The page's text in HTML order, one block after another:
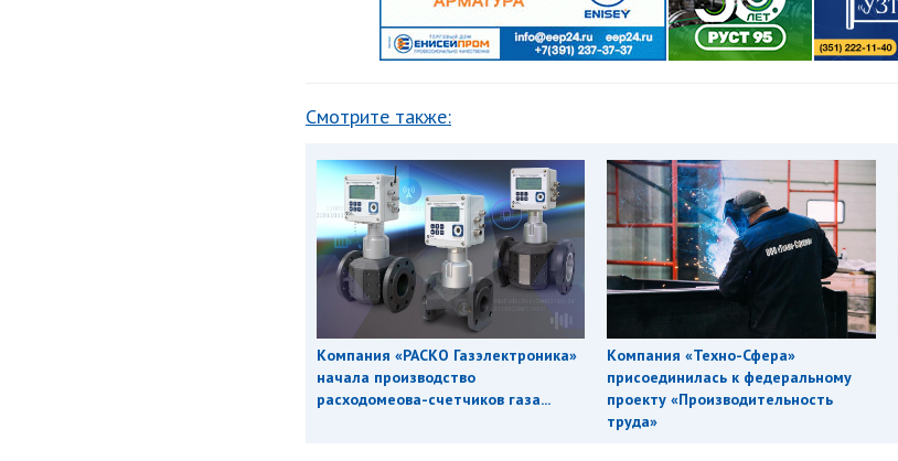
Смотрите также:
Компания «РАСКО Газэлектроника»
начала производство
расходомеова-счетчиков газа...
Компания «Техно-Сфера»
присоединилась к федеральному
проекту «Производительность
труда»